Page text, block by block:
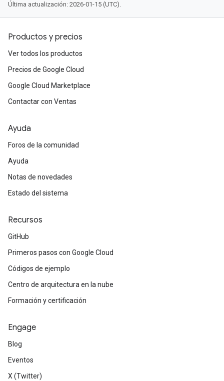
Última actualización: 2026-01-15 (UTC).
Productos y precios
Ver todos los productos
Precios de Google Cloud
Google Cloud Marketplace
Contactar con Ventas
Ayuda
Foros de la comunidad
Ayuda
Notas de novedades
Estado del sistema
Recursos
GitHub
Primeros pasos con Google Cloud
Códigos de ejemplo
Centro de arquitectura en la nube
Formación y certificación
Engage
Blog
Eventos
X (Twitter)